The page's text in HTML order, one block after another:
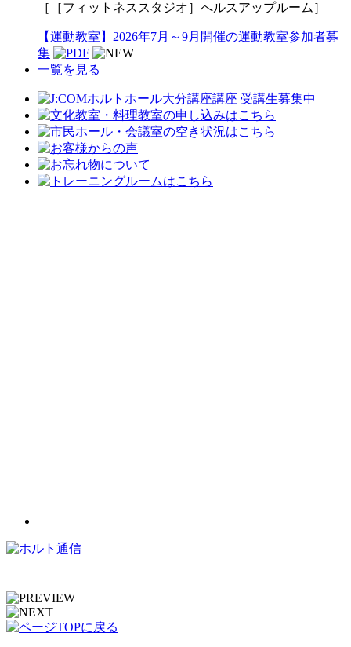
［［フィットネススタジオ］へルスアップルーム］
【運動教室】2026年7月～9月開催の運動教室参加者募
集
一覧を見る